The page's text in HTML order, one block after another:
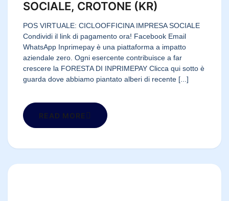
SOCIALE, CROTONE (KR)
POS VIRTUALE: CICLOOFFICINA IMPRESA SOCIALE
Condividi il link di pagamento ora! Facebook Email
WhatsApp Inprimepay è una piattaforma a impatto
aziendale zero. Ogni esercente contribuisce a far
crescere la FORESTA DI INPRIMEPAY Clicca qui sotto è
guarda dove abbiamo piantato alberi di recente [...]
READ MORE